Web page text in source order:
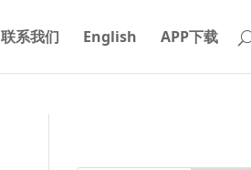
联系我们 English APP下载